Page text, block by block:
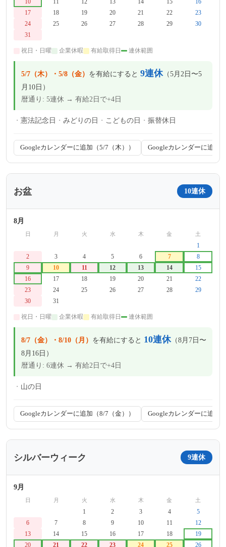
10
11 12 13 14 15
16
17
18 19 20 21 22
23
24
25 26 27 28 29
30
31
祝日・日曜 企業休暇 有給取得日 連休範囲
5/7（木）・5/8（金） を有給にすると 9連休（5月2日〜5
月10日）
暦通り: 5連休 → 有給2日で+4日
憲法記念日 みどりの日 こどもの日 振替休日
Googleカレンダーに追加（5/7（木）） Googleカレンダーに追加
お盆 10連休
8月
日 月 火 水 木 金
土
1
2
3 4 5 6 7
8
9
10 11 12 13 14
15
16
17 18 19 20 21
22
23
24 25 26 27 28
29
30
31
祝日・日曜 企業休暇 有給取得日 連休範囲
8/7（金）・8/10（月） を有給にすると 10連休（8月7日〜
8月16日）
暦通り: 6連休 → 有給2日で+4日
山の日
Googleカレンダーに追加（8/7（金）） Googleカレンダーに追加
シルバーウィーク 9連休
9月
日 月 火 水 木 金
土
1 2 3 4
5
6
7 8 9 10 11
12
13
14 15 16 17 18
19
20
21 22 23 24 25
26